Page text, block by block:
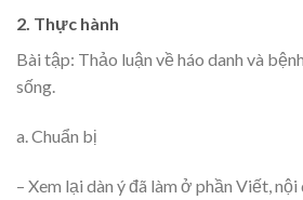
2. Thực hành
Bài tập: Thảo luận về háo danh và
sống.
a. Chuẩn bị
– Xem lại dàn ý đã làm ở phần Viết,